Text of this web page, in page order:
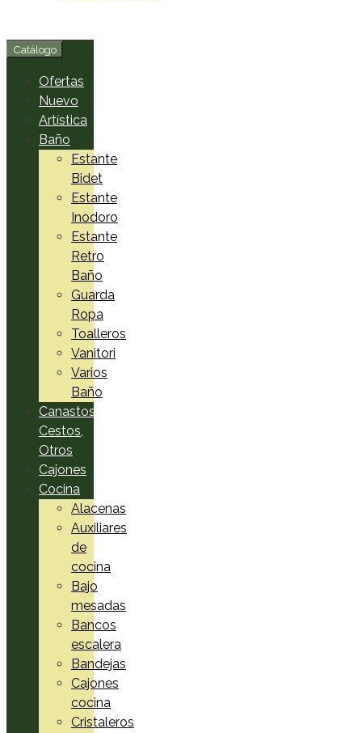
Catálogo
Ofertas
Nuevo
Artística
Baño
Estante
Bidet
Estante
Inodoro
Estante
Retro
Baño
Guarda
Ropa
Toalleros
Vanitori
Varios
Baño
Canastos,
Cestos,
Otros
Cajones
Cocina
Alacenas
Auxiliares
de
cocina
Bajo
mesadas
Bancos
escalera
Bandejas
Cajones
cocina
Cristaleros